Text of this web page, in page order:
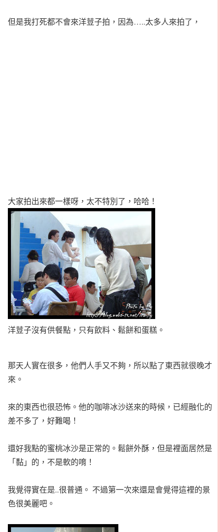
但是我打死都不會來洋荳子拍，因為…..太多人來拍了，
大家拍出來都一樣呀，太不特別了，哈哈！
洋荳子沒有供餐點，只有飲料、鬆餅和蛋糕。
那天人實在很多，他們人手又不夠，所以點了東西就很晚才
來。
來的東西也很恐怖。他的咖啡冰沙送來的時候，已經融化的
差不多了，好難喝！
還好我點的蜜桃冰沙是正常的。鬆餅外酥，但是裡面居然是
「黏」的，不是軟的唷！
我覺得實在是..很普通。 不過第一次來還是會覺得這裡的景
色很美麗吧。